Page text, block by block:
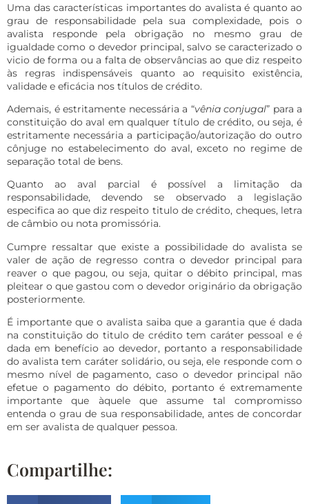
Uma das características importantes do avalista é quanto ao
grau de responsabilidade pela sua complexidade, pois o
avalista responde pela obrigação no mesmo grau de
igualdade como o devedor principal, salvo se caracterizado o
vicio de forma ou a falta de observâncias ao que diz respeito
às regras indispensáveis quanto ao requisito existência,
validade e eficácia nos títulos de crédito.
Ademais, é estritamente necessária a “vênia conjugal” para a
constituição do aval em qualquer título de crédito, ou seja, é
estritamente necessária a participação/autorização do outro
cônjuge no estabelecimento do aval, exceto no regime de
separação total de bens.
Quanto ao aval parcial é possível a limitação da
responsabilidade, devendo se observado a legislação
especifica ao que diz respeito titulo de crédito, cheques, letra
de câmbio ou nota promissória.
Cumpre ressaltar que existe a possibilidade do avalista se
valer de ação de regresso contra o devedor principal para
reaver o que pagou, ou seja, quitar o débito principal, mas
pleitear o que gastou com o devedor originário da obrigação
posteriormente.
É importante que o avalista saiba que a garantia que é dada
na constituição do titulo de crédito tem caráter pessoal e é
dada em benefício ao devedor, portanto a responsabilidade
do avalista tem caráter solidário, ou seja, ele responde com o
mesmo nível de pagamento, caso o devedor principal não
efetue o pagamento do débito, portanto é extremamente
importante que àquele que assume tal compromisso
entenda o grau de sua responsabilidade, antes de concordar
em ser avalista de qualquer pessoa.
Compartilhe: